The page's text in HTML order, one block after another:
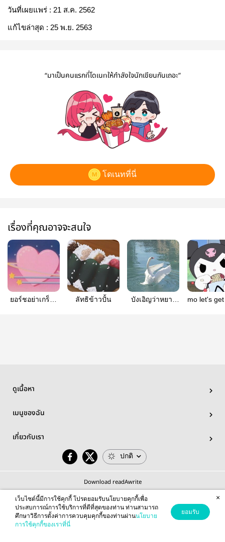
วันที่เผยแพร่ : 21 ส.ค. 2562
แก้ไขล่าสุด : 25 พ.ย. 2563
“มาเป็นคนแรกที่โดเนทให้กำลังใจนักเขียนกันเถอะ”
โดเนทที่นี่
เรื่องที่คุณอาจจะสนใจ
ยอร์ชอย่าเกร็ง (
ลัทธิข้าวปั้น
บังเอิญว่าหยาง
mo let's
ดูเนื้อหา
เมนูของฉัน
เกี่ยวกับเรา
ปกติ
Download readAwrite
© 2026 readAwrite.com by MEB Corporation Public Company Limited
This site is protected by reCAPTCHA and the Google
เว็บไซต์นี้มีการใช้คุกกี้ โปรดยอมรับนโยบายคุกกี้เพื่อ
ประสบการณ์การใช้บริการที่ดีที่สุดของท่าน ท่านสามารถ
ศึกษาวิธีการตั้งค่าการควบคุมคุกกี้ของท่านผ่านนโยบาย
การใช้คุกกี้ของเราที่นี่
ยอมรับ
×